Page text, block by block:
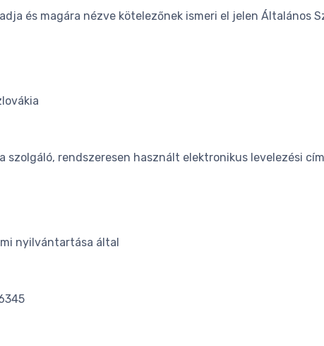
és magára nézve kötelezőnek ismeri el jelen Általános
rendszeresen használt elektronikus levelezési
nyilvántartása által